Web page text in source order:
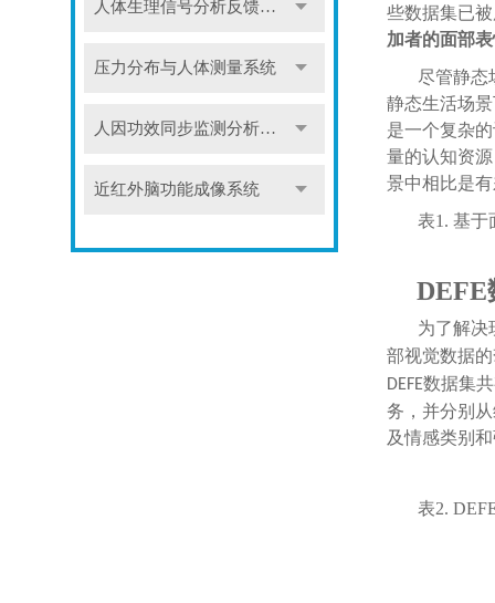
人体生理信号分析反馈系统
压力分布与人体测量系统
人因功效同步监测分析系统
近红外脑功能成像系统
些数据集已
加者的面部
尽管静态
静态生活场
是一个复杂
量的认知资
景中相比是
表1. 基于
DEFE
为了解决
部视觉数据
DEFE数据集
务，并分别
及情感类别
表2.